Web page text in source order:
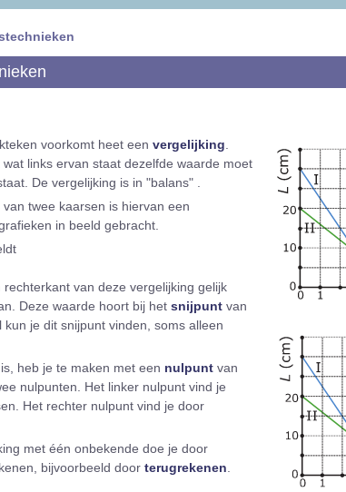
voorkomt heet een vergelijking
links ervan staat dezelfde waarde moet
De vergelijking is in "balans" .
twee kaarsen is hiervan een
in beeld gebracht.
rechterkant van deze vergelijking gelijk
Deze waarde hoort bij het snijpunt van
je dit snijpunt vinden, soms alleen
is, heb je te maken met een nulpunt van
nulpunten. Het linker nulpunt vind je
Het rechter nulpunt vind je door
met één onbekende doe je door
bijvoorbeeld door terugrekenen